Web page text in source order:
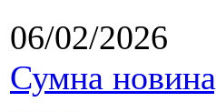
06/02/2026
Сумна